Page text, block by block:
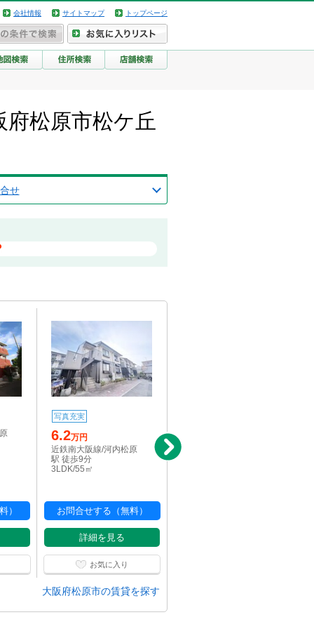
会社情報 サイトマップ トップページ
松原市松ケ丘
せ
）
写真充実
6.2万円
近鉄南大阪線/河内松原
駅 徒歩9分
3LDK/55㎡
お問合せする（無料）
詳細を見る
お気に入り
近鉄南大阪線/河内松原
大阪府松原市の賃貸を探す